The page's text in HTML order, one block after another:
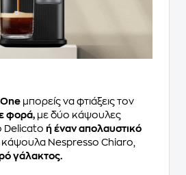
μπορείς να φτιάξεις τον
φορά, με δύο κάψουλες
Delicato ή έναν απολαυστικό
κάψουλα Nespresso Chiaro,
γάλακτος.